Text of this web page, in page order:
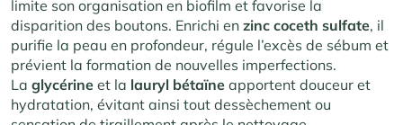
limite son organisation en biofilm et favorise la
disparition des boutons. Enrichi en zinc coceth sulfate, il
purifie la peau en profondeur, régule l’excès de sébum et
prévient la formation de nouvelles imperfections.
La glycérine et la lauryl bétaïne apportent douceur et
hydratation, évitant ainsi tout dessèchement ou